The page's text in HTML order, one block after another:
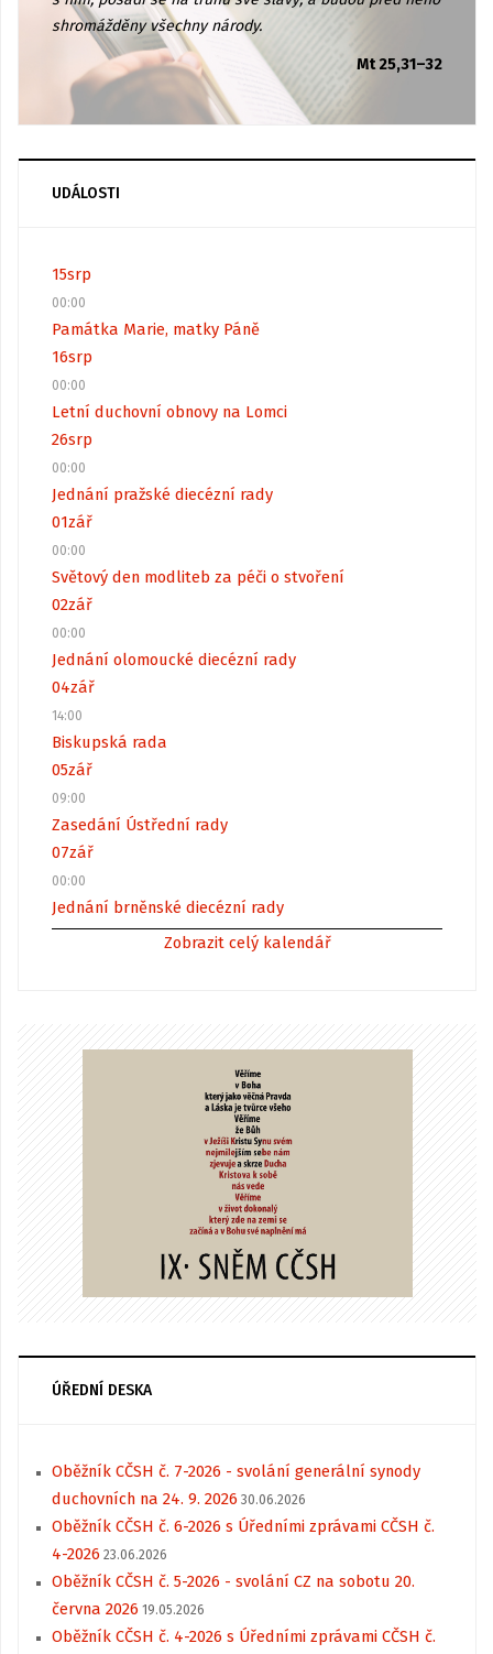
shromážděny všechny národy.
Mt 25,31–32
UDÁLOSTI
15srp
00:00
Památka Marie, matky Páně
16srp
00:00
Letní duchovní obnovy na Lomci
26srp
00:00
Jednání pražské diecézní rady
01zář
00:00
Světový den modliteb za péči o stvoření
02zář
00:00
Jednání olomoucké diecézní rady
04zář
14:00
Biskupská rada
05zář
09:00
Zasedání Ústřední rady
07zář
00:00
Jednání brněnské diecézní rady
Zobrazit celý kalendář
ÚŘEDNÍ DESKA
Oběžník CČSH č. 7-2026 - svolání generální synody
duchovních na 24. 9. 2026 30.06.2026
Oběžník CČSH č. 6-2026 s Úředními zprávami CČSH č.
4-2026 23.06.2026
Oběžník CČSH č. 5-2026 - svolání CZ na sobotu 20.
června 2026 19.05.2026
Oběžník CČSH č. 4-2026 s Úředními zprávami CČSH č.